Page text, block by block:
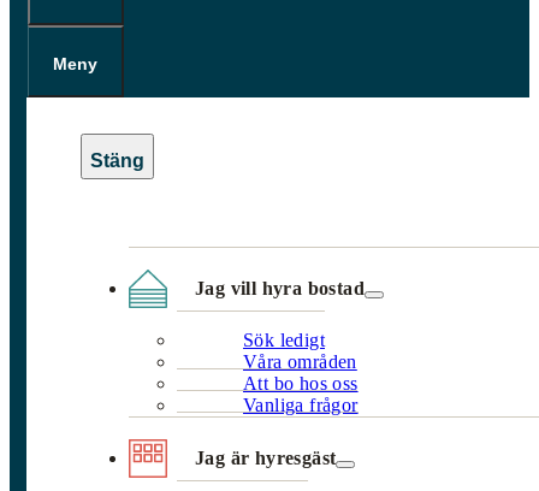
Meny
Jag vill hyra bostad
Sök ledigt
Våra områden
Att bo hos oss
Vanliga frågor
Jag är hyresgäst